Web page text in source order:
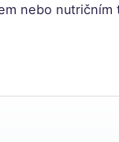
nebo nutričním